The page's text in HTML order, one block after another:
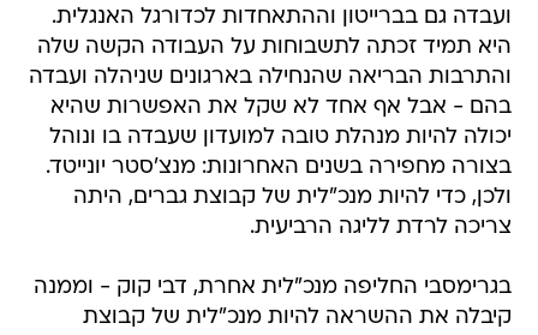
ועבדה גם בברייטון וההתאחדות לכדורגל האנגלית.
היא תמיד זכתה לתשבוחות על העבודה הקשה שלה
והתרבות הבריאה שהנחילה בארגונים שניהלה ועבדה
בהם - אבל אף אחד לא שקל את האפשרות שהיא
יכולה להיות מנהלת טובה למועדון שעבדה בו ונוהל
בצורה מחפירה בשנים האחרונות: מנצ'סטר יונייטד.
ולכן, כדי להיות מנכ"לית של קבוצת גברים, היתה
צריכה לרדת לליגה הרביעית.
בגרימסבי החליפה מנכ"לית אחרת, דבי קוק - וממנה
קיבלה את ההשראה להיות מנכ"לית של קבוצת